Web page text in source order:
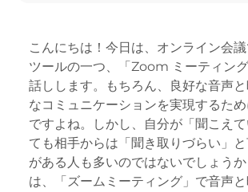
ント
|結論
こんにちは！今日は、 オンライン会
ツールの一つ、「Zoom ミーティング
話しします。もちろん、良好な音声
なコミュニケーションを実現するた
ですよね。しかし、自分が「聞こえ
ても相手からは「聞き取りづらい」
がある人も多いのではないでしょう
は、「ズームミーティング」で音声